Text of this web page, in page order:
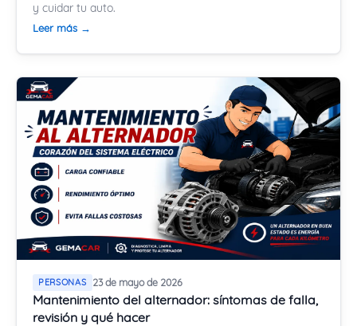
y cuidar tu auto.
Leer más →
PERSONAS 23 de mayo de 2026
Mantenimiento del alternador: síntomas de falla,
revisión y qué hacer